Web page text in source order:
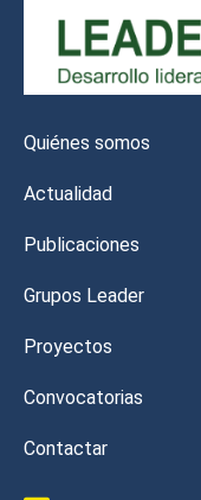
Quiénes somos
Actualidad
Publicaciones
Grupos Leader
Proyectos
Convocatorias
Contactar